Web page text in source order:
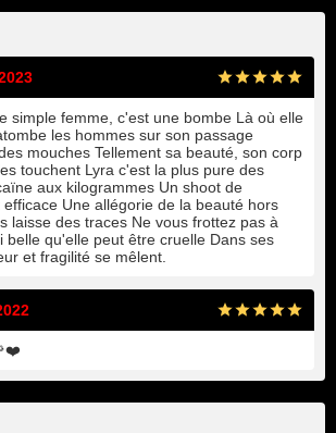
simple femme, c'est une bombe Là où elle
les hommes sur son passage
mouches Tellement sa beauté, son corp
touchent Lyra c'est la plus pure des
aux kilogrammes Un shoot de
Une allégorie de la beauté hors
laisse des traces Ne vous frottez pas à
belle qu'elle peut être cruelle Dans ses
et fragilité se mêlent.